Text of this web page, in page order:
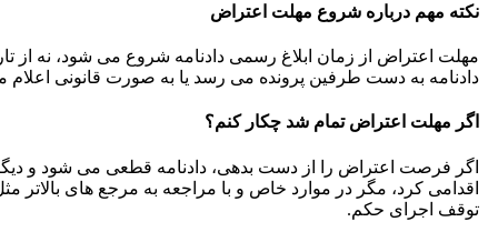
نکته مهم درباره شروع مهلت اعتراض
مهلت اعتراض از زمان ابلاغ رسمی دادنامه شروع می شود، نه از
دادنامه به دست طرفین پرونده می رسد یا به صورت قانونی
اگر مهلت اعتراض تمام شد چکار کنم؟
اگر فرصت اعتراض را از دست بدهی، دادنامه قطعی می شود و
اقدامی کرد، مگر در موارد خاص و با مراجعه به مرجع های بالاتر
توقف اجرای حکم.